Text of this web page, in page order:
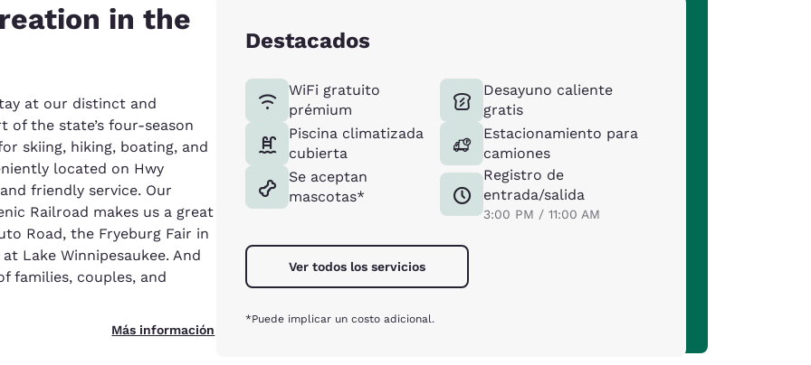
in the
at our distinct and
of the state’s four-season
skiing, hiking, boating, and
located on Hwy
friendly service. Our
Railroad makes us a great
Road, the Fryeburg Fair in
Lake Winnipesaukee. And
families, couples, and
Más información
Destacados
WiFi gratuito
prémium
Piscina climatizada
cubierta
Se aceptan
mascotas*
Desayuno caliente
gratis
Estacionamiento para
camiones
Registro de
entrada/salida
3:00 PM / 11:00 AM
Ver todos los servicios
*Puede implicar un costo adicional.